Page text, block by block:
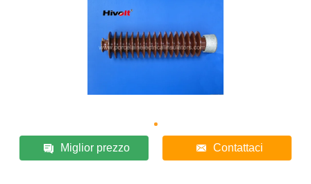
Miglior prezzo Contattaci